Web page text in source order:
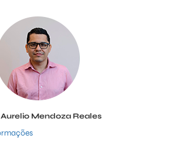
Mendoza Reales